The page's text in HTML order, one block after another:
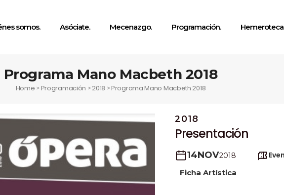
somos. Asóciate. Mecenazgo. Programación. Hemeroteca.
Programa Mano Macbeth 2018
Home >Programación >2018 >Programa Mano Macbeth 2018
2018
Presentación
14NOV2018
Ficha Artística